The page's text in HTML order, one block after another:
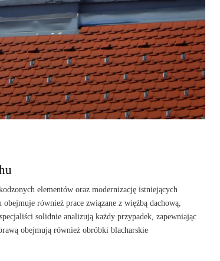
elementów oraz modernizację istniejących
również prace związane z więźbą dachową,
solidnie analizują każdy przypadek, zapewniając
obejmują również obróbki blacharskie